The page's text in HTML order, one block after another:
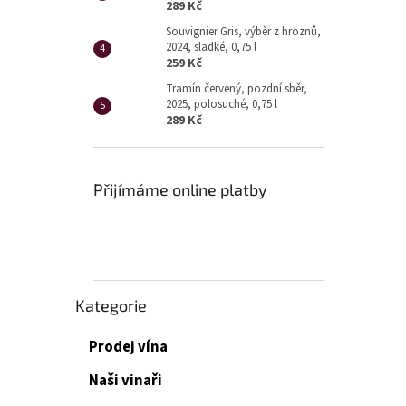
289 Kč
Souvignier Gris, výběr z hroznů,
2024, sladké, 0,75 l
259 Kč
Tramín červený, pozdní sběr,
2025, polosuché, 0,75 l
289 Kč
Přijímáme online platby
Přeskočit
Kategorie
Prodej vína
Naši vinaři